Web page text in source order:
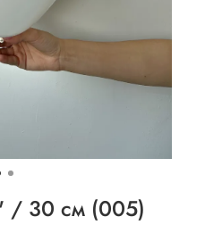
/ 30 см (005)